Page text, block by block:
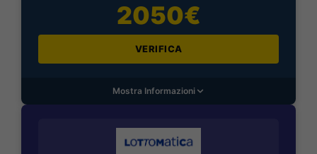
2050€
VERIFICA
Mostra Informazioni